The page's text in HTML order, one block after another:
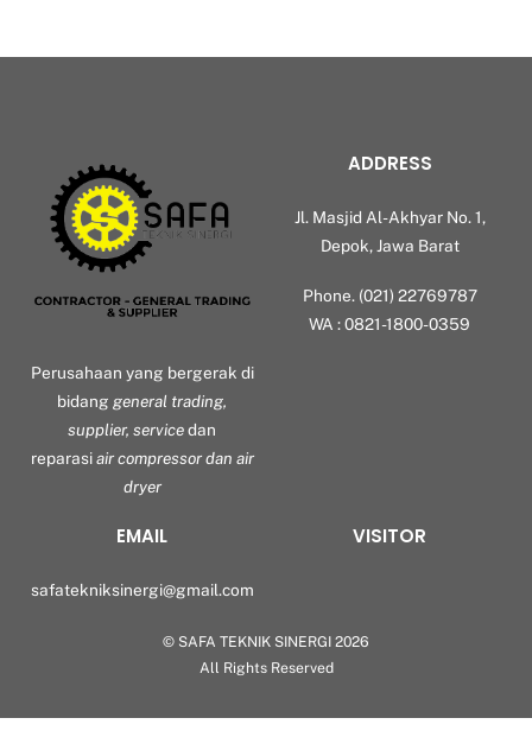
Perusahaan yang bergerak di
bidang general trading,
supplier, servicedan
reparasiair compressor dan air
dryer
ADDRESS
Jl. Masjid Al-Akhyar No. 1,
Depok, Jawa Barat
Phone. (021) 22769787
WA : 0821-1800-0359
EMAIL
safatekniksinergi@gmail.com
VISITOR
© SAFA TEKNIK SINERGI 2026
All Rights Reserved